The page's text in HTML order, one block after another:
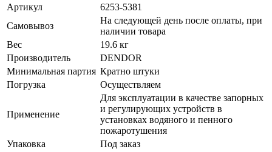
Артикул
6253-5381
Самовывоз
На следующей день после оплаты, при
наличии товара
Вес
19.6 кг
Производитель
DENDOR
Минимальная партия Кратно штуки
Погрузка
Осуществляем
Применение
Для эксплуатации в качестве запорных
и регулирующих устройств в
установках водяного и пенного
пожаротушения
Упаковка
Под заказ